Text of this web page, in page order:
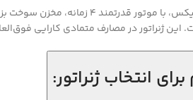
ژنراتور در مصارف متمادی کارایی
انتخاب ژنراتور: